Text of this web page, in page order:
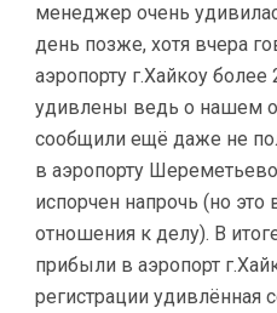
менеджер очень
день позже, хотя вчера
аэропорту г.Хайкоу
удивлены ведь о нашем
сообщили ещё даже не
в аэропорту
испорчен напрочь (но
отношения к делу). В
прибыли в аэропорт
регистрации удивлённая